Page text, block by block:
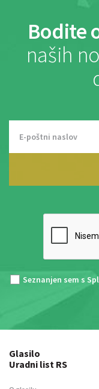
Bodite
naših
Seznanjen sem s
Glasilo
Uradni list RS